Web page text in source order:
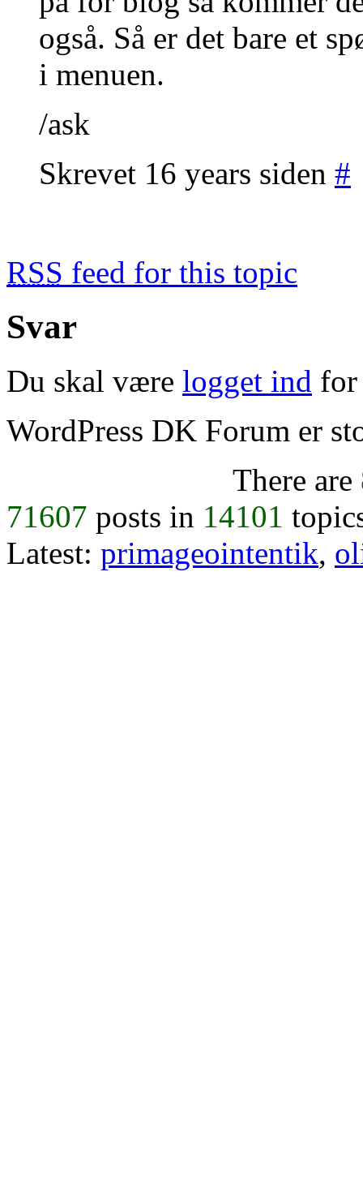
også. Så er det bare et
i menuen.
/ask
Skrevet 16 years siden #
RSS feed for this topic
Svar
Du skal være logget ind for
WordPress DK Forum er
There are
71607 posts in 14101
Latest: primageointentik,